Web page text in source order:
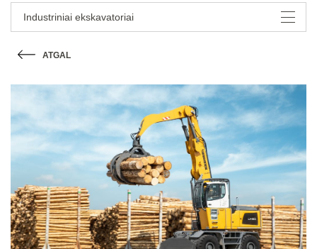
LIEBHERR SISTEMOS
NAUDOTA LIEBHERR TECHNIKA
KARJEROS GALIMYBĖS
APIE MUS
Industriniai ekskavatoriai
ATGAL